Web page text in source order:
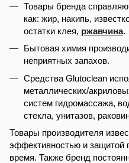
Товары бренда
как: жир, накипь,
остатки клея, ржавчина.
Бытовая химия
неприятных запахов.
Средства Glutoclean
металлических/
систем гидромассажа,
стекла, унитазов,
Товары производителя
эффективностью и защитой
время. Также бренд